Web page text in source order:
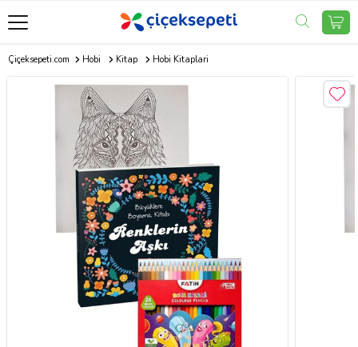
Çiçeksepeti.com Hobi Kitap Hobi Kitaplari